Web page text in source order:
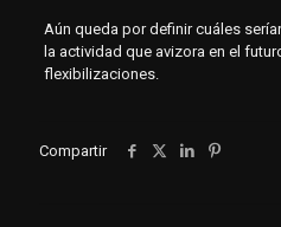
Aún queda por definir cuáles
la actividad que avizora en el
flexibilizaciones.
Compartir